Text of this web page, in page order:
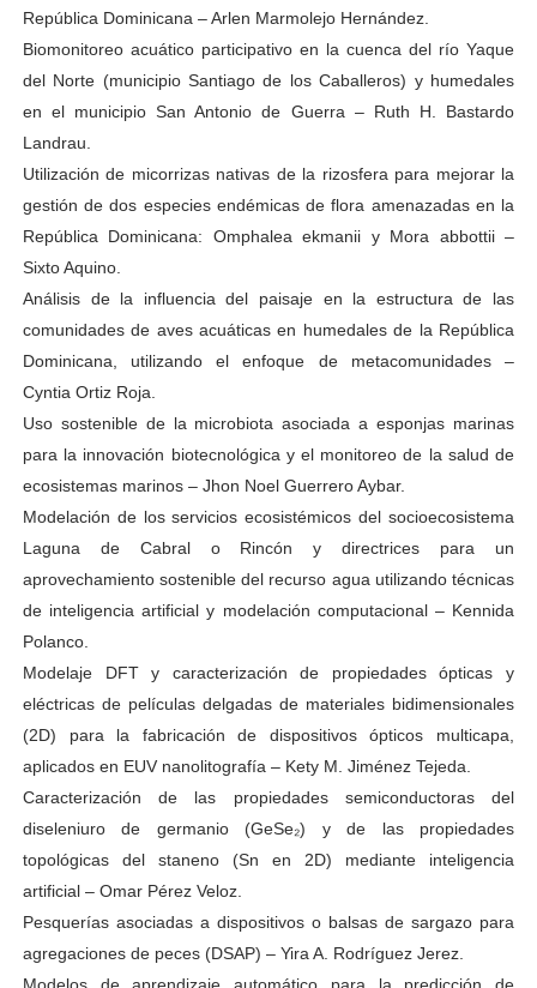
República Dominicana – Arlen Marmolejo Hernández.
Biomonitoreo acuático participativo en la cuenca del río Yaque
del Norte (municipio Santiago de los Caballeros) y humedales
en el municipio San Antonio de Guerra – Ruth H. Bastardo
Landrau.
Utilización de micorrizas nativas de la rizosfera para mejorar la
gestión de dos especies endémicas de flora amenazadas en la
República Dominicana: Omphalea ekmanii y Mora abbottii –
Sixto Aquino.
Análisis de la influencia del paisaje en la estructura de las
comunidades de aves acuáticas en humedales de la República
Dominicana, utilizando el enfoque de metacomunidades –
Cyntia Ortiz Roja.
Uso sostenible de la microbiota asociada a esponjas marinas
para la innovación biotecnológica y el monitoreo de la salud de
ecosistemas marinos – Jhon Noel Guerrero Aybar.
Modelación de los servicios ecosistémicos del socioecosistema
Laguna de Cabral o Rincón y directrices para un
aprovechamiento sostenible del recurso agua utilizando técnicas
de inteligencia artificial y modelación computacional – Kennida
Polanco.
Modelaje DFT y caracterización de propiedades ópticas y
eléctricas de películas delgadas de materiales bidimensionales
(2D) para la fabricación de dispositivos ópticos multicapa,
aplicados en EUV nanolitografía – Kety M. Jiménez Tejeda.
Caracterización de las propiedades semiconductoras del
diseleniuro de germanio (GeSe₂) y de las propiedades
topológicas del staneno (Sn en 2D) mediante inteligencia
artificial – Omar Pérez Veloz.
Pesquerías asociadas a dispositivos o balsas de sargazo para
agregaciones de peces (DSAP) – Yira A. Rodríguez Jerez.